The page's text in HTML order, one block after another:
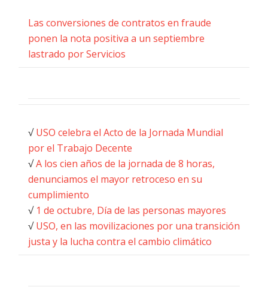
Las conversiones de contratos en fraude
ponen la nota positiva a un septiembre
lastrado por Servicios
√USO celebra el Acto de la Jornada Mundial
por el Trabajo Decente
√A los cien años de la jornada de 8 horas,
denunciamos el mayor retroceso en su
cumplimiento
√ 1 de octubre, Día de las personas mayores
√USO, en las movilizaciones por una transición
justa y la lucha contra el cambio climático